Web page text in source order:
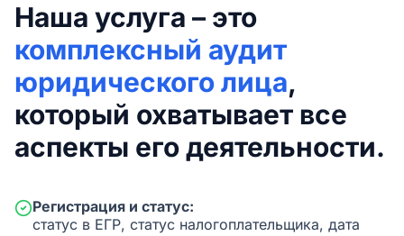
Наша услуга – это
комплексный аудит
юридического лица,
который охватывает все
аспекты его деятельности.
Регистрация и статус:
статус в ЕГР, статус налогоплательщика, дата